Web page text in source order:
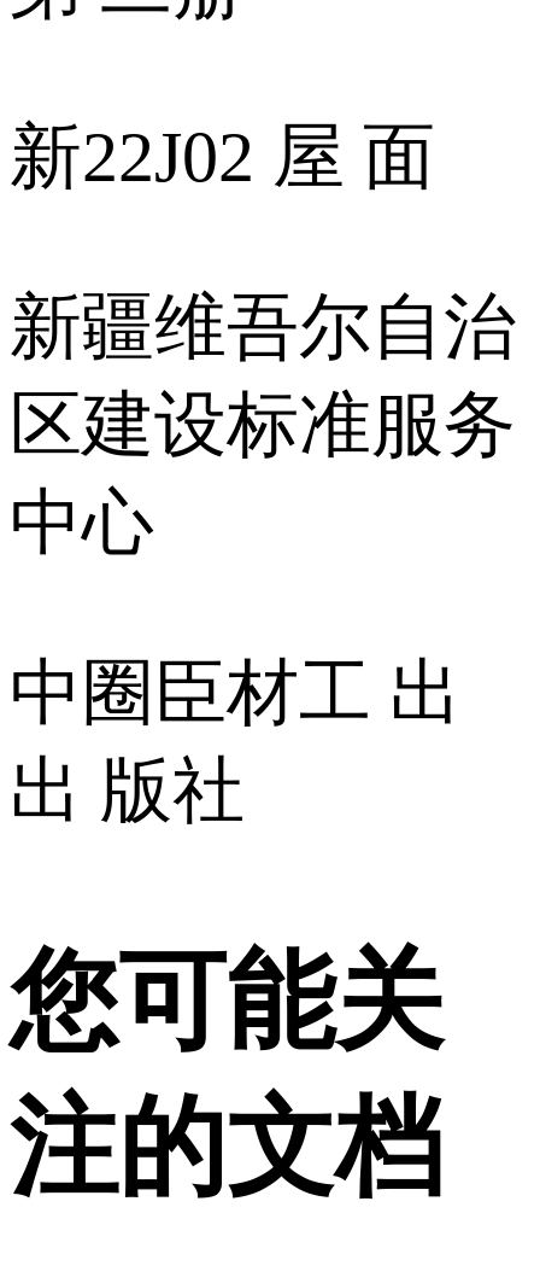
新22J02 屋 面
新疆维吾尔自治
区建设标准服务
中心
中圈臣材工 出
出 版社
您可能关
注的文档